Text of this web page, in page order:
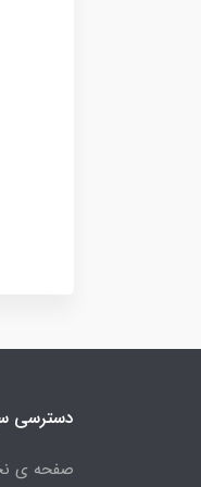
دسترسی
صفحه ی